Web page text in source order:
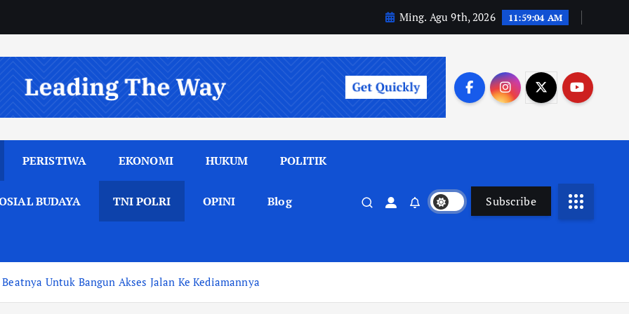
Ming. Agu 9th, 2026 11:59:06 AM
PERISTIWA EKONOMI HUKUM POLITIK
BUDAYA TNI POLRI OPINI Blog Subscribe
Untuk Bangun Akses Jalan Ke Kediamannya